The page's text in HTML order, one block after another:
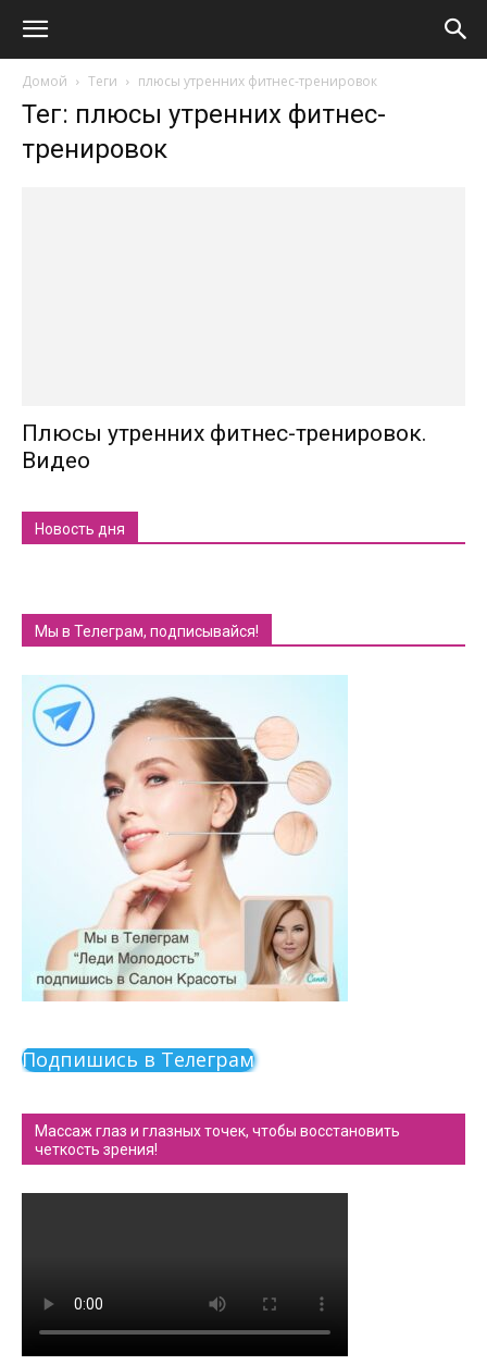
Домой Теги плюсы утренних фитнес-тренировок
Тег: плюсы утренних фитнес-
тренировок
Плюсы утренних фитнес-тренировок.
Видео
Новость дня
Мы в Телеграм, подписывайся!
Подпишись в Телеграм
Массаж глаз и глазных точек, чтобы восстановить
четкость зрения!